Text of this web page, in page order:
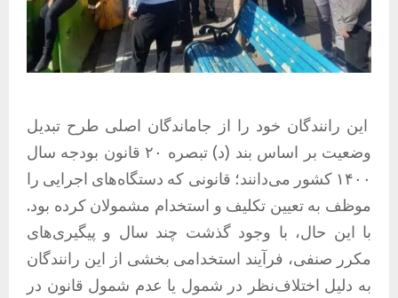
این رانندگان خود را از جاماندگان اصلی طرح تبدیل
وضعیت بر اساس بند (د) تبصره ۲۰ قانون بودجه سال
۱۴۰۰ کشور می‌دانند؛ قانونی که دستگاه‌های اجرایی را
موظف به تعیین تکلیف و استخدام مشمولان کرده بود.
با این حال، با وجود گذشت چند سال و پیگیری‌های
مکرر صنفی، فرآیند استخدامی بخشی از این رانندگان
به دلیل اختلاف‌نظر در شمول یا عدم شمول قانون در